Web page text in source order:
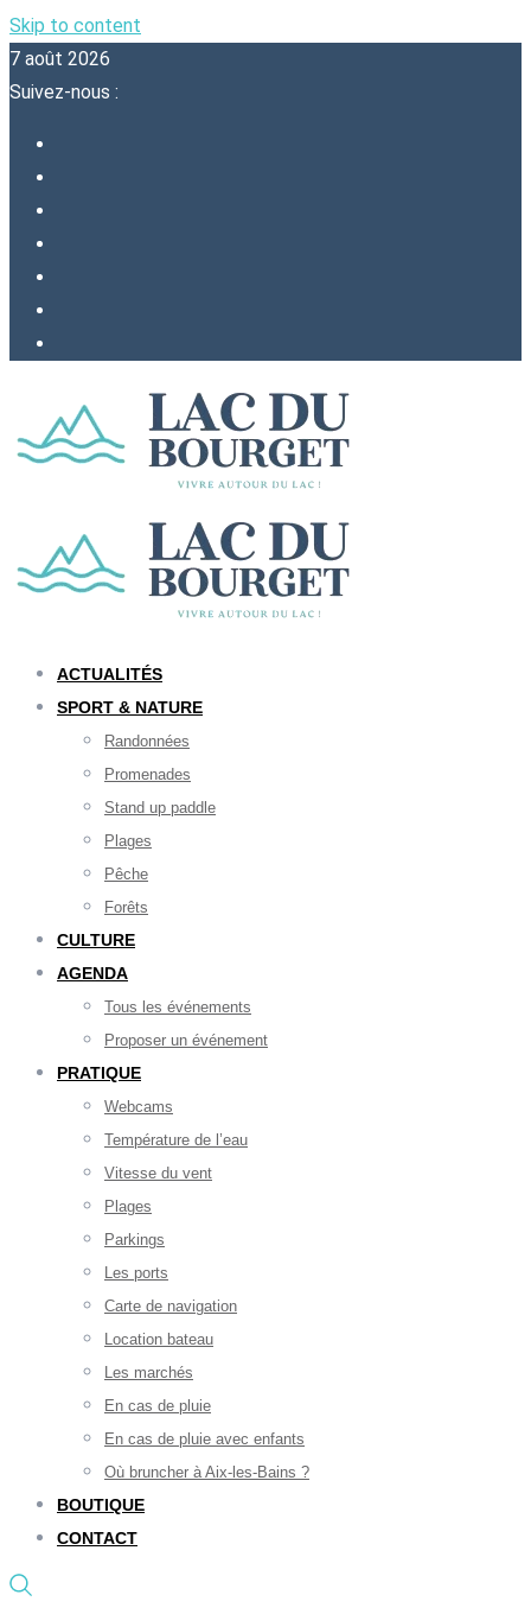
Skip to content
7 août 2026
Suivez-nous :
ACTUALITÉS
SPORT & NATURE
Randonnées
Promenades
Stand up paddle
Plages
Pêche
Forêts
CULTURE
AGENDA
Tous les événements
Proposer un événement
PRATIQUE
Webcams
Température de l’eau
Vitesse du vent
Plages
Parkings
Les ports
Carte de navigation
Location bateau
Les marchés
En cas de pluie
En cas de pluie avec enfants
Où bruncher à Aix-les-Bains ?
BOUTIQUE
CONTACT